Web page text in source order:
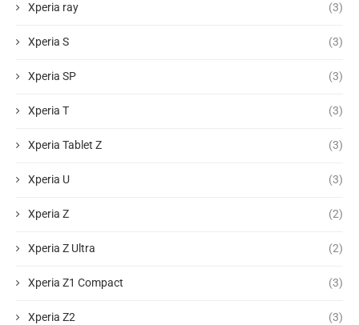
Xperia ray (3)
Xperia S (3)
Xperia SP (3)
Xperia T (3)
Xperia Tablet Z (3)
Xperia U (3)
Xperia Z (2)
Xperia Z Ultra (2)
Xperia Z1 Compact (3)
Xperia Z2 (3)